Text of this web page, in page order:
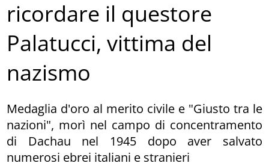
ricordare il questore
Palatucci, vittima del
nazismo
Medaglia d'oro al merito civile e "Giusto tra le
nazioni", morì nel campo di concentramento
di Dachau nel 1945 dopo aver salvato
numerosi ebrei italiani e stranieri